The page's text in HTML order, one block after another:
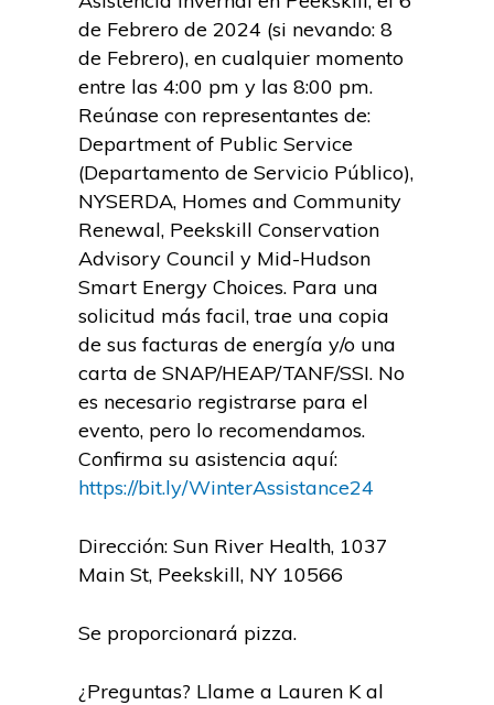
de Febrero de 2024 (si nevando: 8
de Febrero), en cualquier momento
entre las 4:00 pm y las 8:00 pm.
Reúnase con representantes de:
Department of Public Service
(Departamento de Servicio Público),
NYSERDA, Homes and Community
Renewal, Peekskill Conservation
Advisory Council y Mid-Hudson
Smart Energy Choices. Para una
solicitud más facil, trae una copia
de sus facturas de energía y/o una
carta de SNAP/HEAP/TANF/SSI. No
es necesario registrarse para el
evento, pero lo recomendamos.
Confirma su asistencia aquí:
https://bit.ly/WinterAssistance24
Dirección: Sun River Health, 1037
Main St, Peekskill, NY 10566
Se proporcionará pizza.
¿Preguntas? Llame a Lauren K al